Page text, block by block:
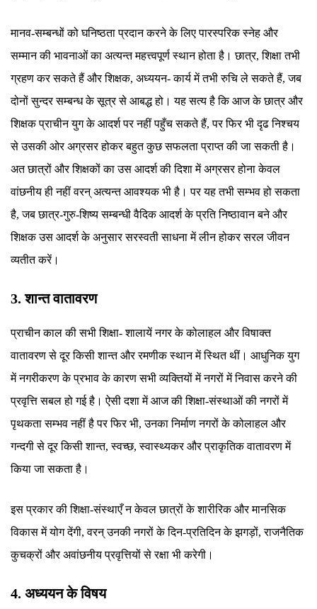
मानव-सम्बन्धों को घनिष्ठता प्रदान करने के लिए पारस्परिक स्नेह और
सम्मान की भावनाओं का अत्यन्त महत्त्वपूर्ण स्थान होता है। छात्र, शिक्षा तभी
ग्रहण कर सकते हैं और शिक्षक, अध्ययन- कार्य में तभी रुचि ले सकते हैं, जब
दोनों सुन्दर सम्बन्ध के सूत्र से आबद्ध हो। यह सत्य है कि आज के छात्र और
शिक्षक प्राचीन युग के आदर्श पर नहीं पहुँच सकते हैं, पर फिर भी दृढ निश्चय
से उसकी ओर अग्रसर होकर बहुत कुछ सफलता प्राप्त की जा सकती है।
अत छात्रों और शिक्षकों का उस आदर्श की दिशा में अग्रसर होना केवल
वांछनीय ही नहीं वरन् अत्यन्त आवश्यक भी है। पर यह तभी सम्भव हो सकता
है, जब छात्र-गुरु-शिष्य सम्बन्धी वैदिक आदर्श के प्रति निष्ठावान बने और
शिक्षक उस आदर्श के अनुसार सरस्वती साधना में लीन होकर सरल जीवन
व्यतीत करें।
3. शान्त वातावरण
प्राचीन काल की सभी शिक्षा- शालायें नगर के कोलाहल और विषाक्त
वातावरण से दूर किसी शान्त और रमणीक स्थान में स्थित थीं। आधुनिक युग
में नगरीकरण के प्रभाव के कारण सभी व्यक्तियों में नगरों में निवास करने की
प्रवृत्ति सबल हो गई है। ऐसी दशा में आज की शिक्षा-संस्थाओं की नगरों में
पृथकता सम्भव नहीं है पर फिर भी, उनका निर्माण नगरों के कोलाहल और
गन्दगी से दूर किसी शान्त, स्वच्छ, स्वास्थ्यकर और प्राकृतिक वातावरण में
किया जा सकता है।
इस प्रकार की शिक्षा-संस्थाएँ न केवल छात्रों के शारीरिक और मानसिक
विकास में योग देंगी, वरन् उनकी नगरों के दिन-प्रतिदिन के झगड़ों, राजनैतिक
कुचक्रों और अवांछनीय प्रवृत्तियों से रक्षा भी करेगी।
4. अध्ययन के विषय